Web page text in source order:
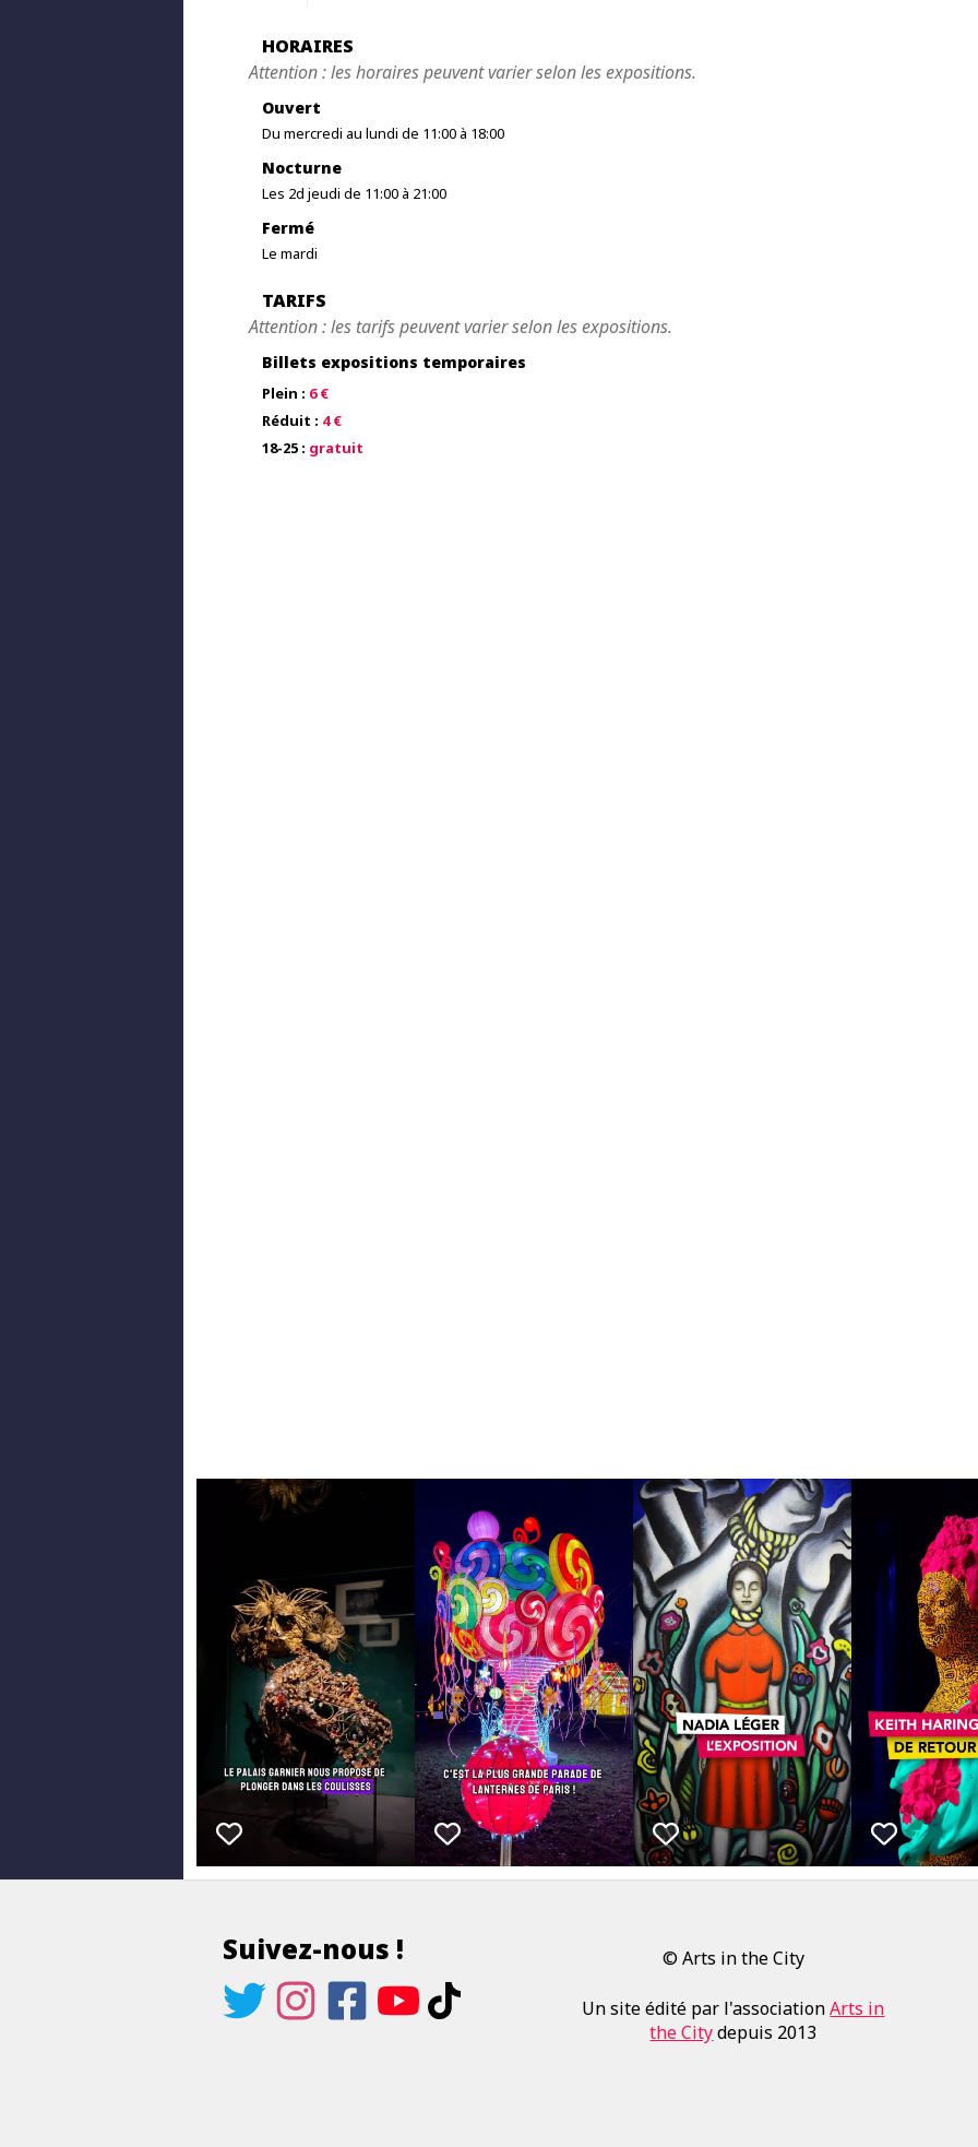
HORAIRES
Attention : les horaires peuvent varier selon les expositions.
Ouvert
Du mercredi au lundi de 11:00 à 18:00
Nocturne
Les 2d jeudi de 11:00 à 21:00
Fermé
Le mardi
TARIFS
Attention : les tarifs peuvent varier selon les expositions.
Billets expositions temporaires
Plein : 6 €
Réduit : 4 €
18-25 : gratuit
Suivez-nous ! © Arts in the City
Un site édité par l'associationArts in
the Citydepuis 2013